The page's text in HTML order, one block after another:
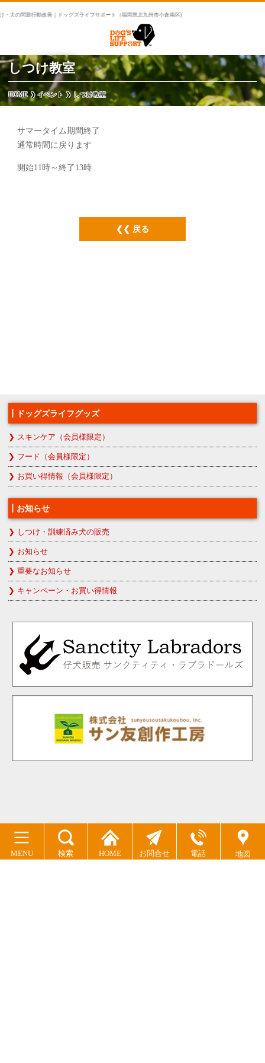
・犬の問題行動改善｜ドッグズライフサポート（福岡県北九州市小倉南区)
MENU 検索 HOME お問合せ 電話 地図
しつけ教室
HOME イベント しつけ教室
サマータイム期間終了
通常時間に戻ります
開始11時～終了13時
戻る
ドッグズライフグッズ
スキンケア（会員様限定）
フード（会員様限定）
お買い得情報（会員様限定）
お知らせ
しつけ・訓練済み犬の販売
お知らせ
重要なお知らせ
キャンペーン・お買い得情報